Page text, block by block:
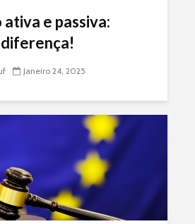
e passiva:
Janeiro 24, 2025